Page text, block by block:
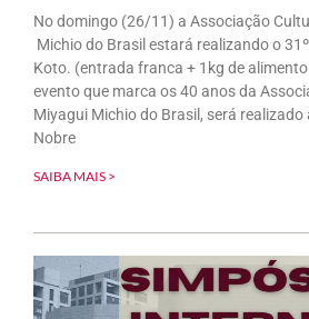
No domingo (26/11) a Associação
Michio do Brasil estará realizando o
Koto. (entrada franca + 1kg de
evento que marca os 40 anos da
Miyagui Michio do Brasil, será realizado
Nobre
SAIBA MAIS >